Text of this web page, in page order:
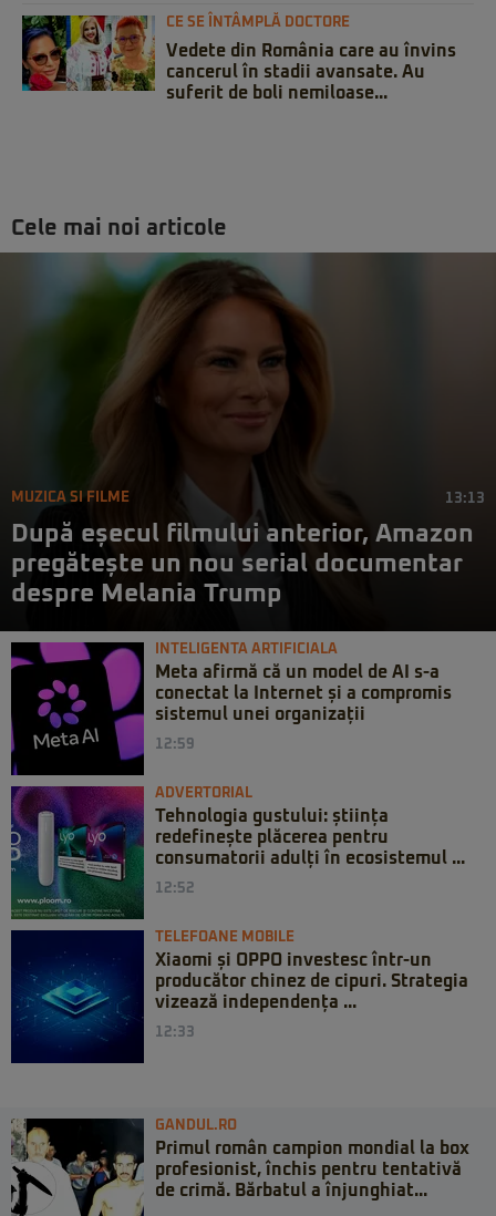
CE SE ÎNTÂMPLĂ DOCTORE
Vedete din România care au învins
cancerul în stadii avansate. Au
suferit de boli nemiloase...
Cele mai noi articole
MUZICA SI FILME 13:13
După eșecul filmului anterior, Amazon
pregătește un nou serial documentar
despre Melania Trump
INTELIGENTA ARTIFICIALA
Meta afirmă că un model de AI s-a
conectat la Internet și a compromis
sistemul unei organizații
12:59
ADVERTORIAL
Tehnologia gustului: știința
redefinește plăcerea pentru
consumatorii adulți în ecosistemul ...
12:52
TELEFOANE MOBILE
Xiaomi și OPPO investesc într-un
producător chinez de cipuri. Strategia
vizează independența ...
12:33
GANDUL.RO
Primul român campion mondial la box
profesionist, închis pentru tentativă
de crimă. Bărbatul a înjunghiat...